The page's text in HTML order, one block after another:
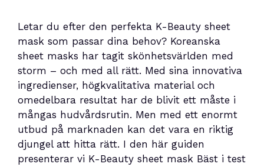
Letar du efter den perfekta K-Beauty sheet
mask som passar dina behov? Koreanska
sheet masks har tagit skönhetsvärlden med
storm – och med all rätt. Med sina innovativa
ingredienser, högkvalitativa material och
omedelbara resultat har de blivit ett måste i
mångas hudvårdsrutin. Men med ett enormt
utbud på marknaden kan det vara en riktig
djungel att hitta rätt. I den här guiden
presenterar vi K-Beauty sheet mask Bäst i test